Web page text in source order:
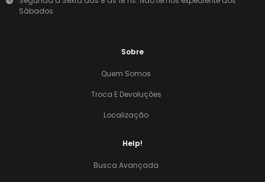
Sábados
Sobre
Quem Somos
Troca E Devoluções
Localização
Help!
Busca Avançada